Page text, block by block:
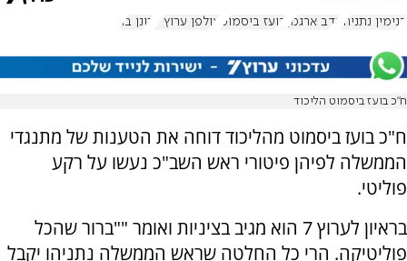
בנימין נתניהו נדב ארגמן בועז ביסמוט אולפן ערוץ 7 רונן בר
ח"כ בועז ביסמוט הליכוד
ח"כ בועז ביסמוט מהליכוד דוחה את הטענות של מתנגדי
הממשלה לפיהן פיטורי ראש השב"כ נעשו על רקע
פוליטי.
בראיון לערוץ 7 הוא מגיב בציניות ואומר ""ברור שהכל
פוליטיקה. הרי כל החלטה שראש הממשלה נתניהו יקבל